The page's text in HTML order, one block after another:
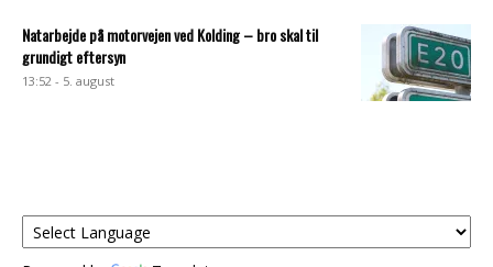
Natarbejde på motorvejen ved Kolding – bro skal til
grundigt eftersyn
13:52 - 5. august